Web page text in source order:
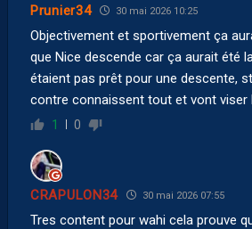
Prunier34 30 mai 2026 10:25
Objectivement et sportivement ça
que Nice descende car ça aurait été
étaient pas prêt pour une descente, st
contre connaissent tout et vont viser
1 0
CRAPULON34 30 mai 2026 07:55
Tres content pour wahi cela prouve